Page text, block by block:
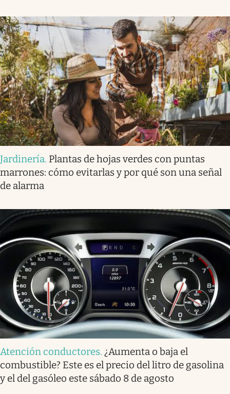
Jardinería. Plantas de hojas verdes con puntas
marrones: cómo evitarlas y por qué son una señal
de alarma
Atención conductores. ¿Aumenta o baja el
combustible? Este es el precio del litro de gasolina
y el del gasóleo este sábado 8 de agosto